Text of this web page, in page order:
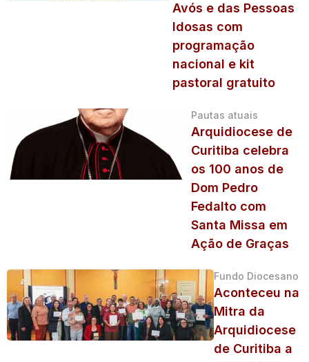
Avós e das Pessoas
Idosas com
programação
nacional e kit
pastoral gratuito
Pautas atuais
Arquidiocese de
Curitiba celebra
os 100 anos de
Dom Pedro
Fedalto com
Santa Missa em
Ação de Graças
Fundo Diocesano
Aconteceu na
Mitra da
Arquidiocese
de Curitiba a